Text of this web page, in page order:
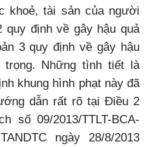
khoẻ, tài sản của người
quy định về gây hậu quả
3 quy định về gây hậu
trọng. Những tình tiết là
khung hình phạt này đã
dẫn rất rõ tại Điều 2
số 09/2013/TTLT-BCA-
ngày 28/8/2013